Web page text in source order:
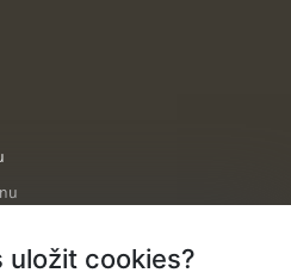
uložit cookies?